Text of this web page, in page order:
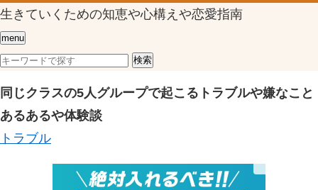
生きていくための知恵や心構えや恋愛指南
menu
同じクラスの5人グループで起こるトラブルや嫌なこと
あるあるや体験談
トラブル